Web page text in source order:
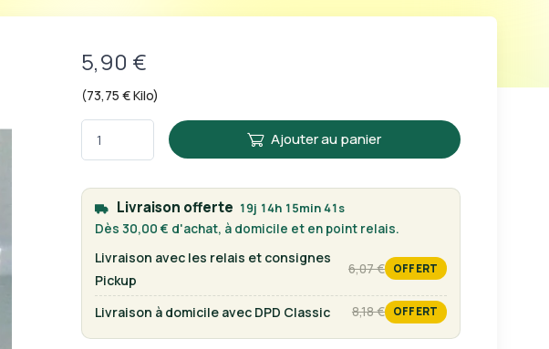
5,90 €
(73,75 € Kilo)
Ajouter au panier
Livraison offerte 19j 14h 15min 41s
Dès 30,00 € d'achat, à domicile et en point relais.
Livraison avec les relais et consignes
Pickup
6,07 €
tarif habituel
OFFERT
Livraison à domicile avec DPD Classic 8,18 €
tarif habituel
OFFERT